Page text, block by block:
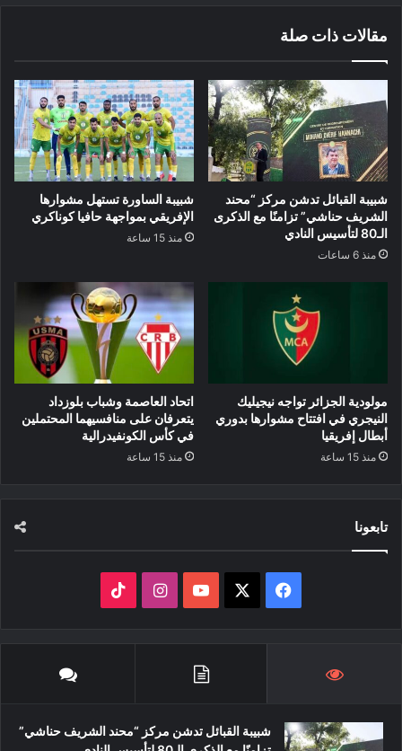
مقالات ذات صلة
شبيبة القبائل تدشن مركز “محند
الشريف حناشي” تزامنًا مع الذكرى
الـ80 لتأسيس النادي
منذ 6 ساعات
شبيبة الساورة تستهل مشوارها
الإفريقي بمواجهة حافيا كوناكري
منذ 15 ساعة
مولودية الجزائر تواجه نيجيليك
النيجري في افتتاح مشوارها بدوري
أبطال إفريقيا
منذ 15 ساعة
اتحاد العاصمة وشباب بلوزداد
يتعرفان على منافسيهما المحتملين
في كأس الكونفيدرالية
منذ 15 ساعة
تابعونا
فيسبوك ‫YouTubeانستقرام
شبيبة القبائل تدشن مركز “محند الشريف حناشي”